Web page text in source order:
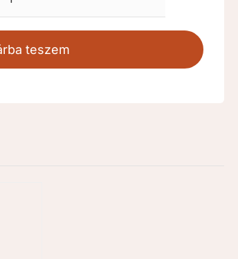
Vidám
esküvői
gyertya
teszem